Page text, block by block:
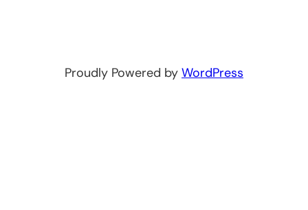
Proudly Powered by WordPress